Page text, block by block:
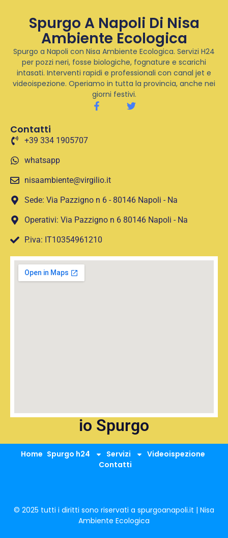
Spurgo A Napoli Di Nisa
Ambiente Ecologica
Spurgo a Napoli con Nisa Ambiente Ecologica. Servizi H24
per pozzi neri, fosse biologiche, fognature e scarichi
intasati. Interventi rapidi e professionali con canal jet e
videoispezione. Operiamo in tutta la provincia, anche nei
giorni festivi.
Contatti
+39 334 1905707
whatsapp
nisaambiente@virgilio.it
Sede: Via Pazzigno n 6 - 80146 Napoli - Na
Operativi: Via Pazzigno n 6 80146 Napoli - Na
P.iva: IT10354961210
io Spurgo
Home Spurgo h24 Servizi
Videoispezione
Contatti
© 2025 tutti i diritti sono riservati a spurgoanapoli.it | Nisa
Ambiente Ecologica